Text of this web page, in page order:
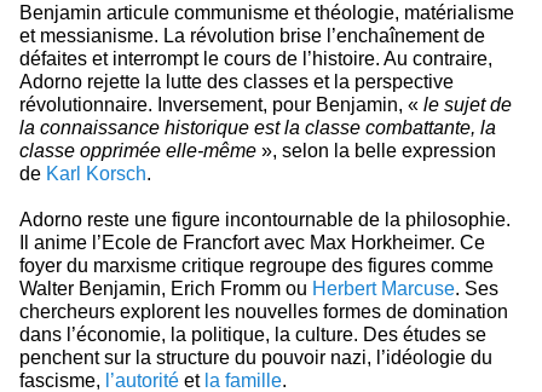
Benjamin articule communisme et théologie, matérialisme
et messianisme. La révolution brise l’enchaînement de
défaites et interrompt le cours de l’histoire. Au contraire,
Adorno rejette la lutte des classes et la perspective
révolutionnaire. Inversement, pour Benjamin, « le sujet de
la connaissance historique est la classe combattante, la
classe opprimée elle-même », selon la belle expression
de Karl Korsch.
Adorno reste une figure incontournable de la philosophie.
Il anime l’Ecole de Francfort avec Max Horkheimer. Ce
foyer du marxisme critique regroupe des figures comme
Walter Benjamin, Erich Fromm ou Herbert Marcuse. Ses
chercheurs explorent les nouvelles formes de domination
dans l’économie, la politique, la culture. Des études se
penchent sur la structure du pouvoir nazi, l’idéologie du
fascisme, l’autorité et la famille.